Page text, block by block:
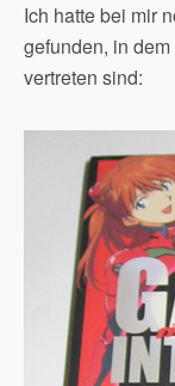
Ich hatte bei mir
gefunden, in
vertreten sind: